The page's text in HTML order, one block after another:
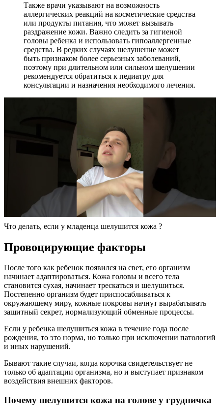
Также врачи указывают на возможность
аллергических реакций на косметические средства
или продукты питания, что может вызывать
раздражение кожи. Важно следить за гигиеной
головы ребенка и использовать гипоаллергенные
средства. В редких случаях шелушение может
быть признаком более серьезных заболеваний,
поэтому при длительном или сильном шелушении
рекомендуется обратиться к педиатру для
консультации и назначения необходимого лечения.
Что делать, если у младенца шелушится кожа ?
Провоцирующие факторы
После того как ребенок появился на свет, его организм
начинает адаптироваться. Кожа головы и всего тела
становится сухая, начинает трескаться и шелушиться.
Постепенно организм будет приспосабливаться к
окружающему миру, кожные покровы начнут вырабатывать
защитный секрет, нормализующий обменные процессы.
Если у ребенка шелушиться кожа в течение года после
рождения, то это норма, но только при исключении патологий
и иных нарушений.
Бывают такие случаи, когда корочка свидетельствует не
только об адаптации организма, но и выступает признаком
воздействия внешних факторов.
Почему шелушится кожа на голове у грудничка